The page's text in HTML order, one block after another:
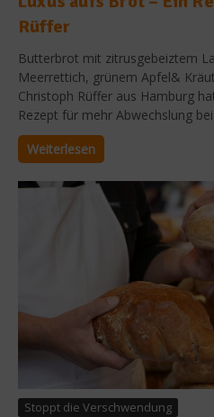
Rüffer
Butterbrot mit zitrusgebeiztem
Meerrettich, grünem Apfel&
Christoph Rüffer aus Hamburg
Rezept für mehr Abwechslung
Weiterlesen
Stoppt die Verschwendung